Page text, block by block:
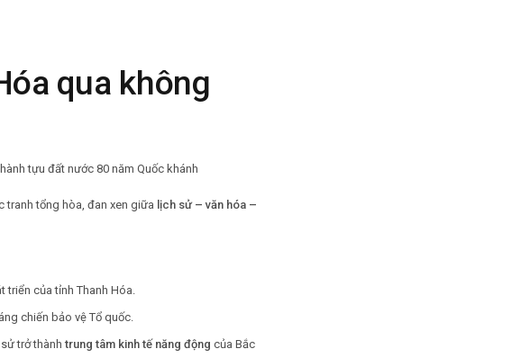
qua không
tranh tổng hòa, đan xen giữa lịch sử – văn hóa –
triển của tỉnh Thanh Hóa.
chiến bảo vệ Tổ quốc.
trở thành trung tâm kinh tế năng động của Bắc